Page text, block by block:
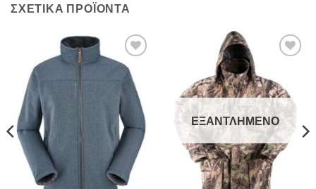
ΣΧΕΤΙΚΆ ΠΡΟΪΌΝΤΑ
Add to
wishlist
ΕΞΑΝΤΛΗΜΈΝΟ